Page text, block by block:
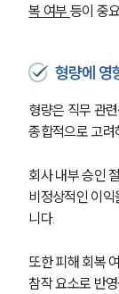
복 여부 등이 중
형량에 영
형량은 직무 관
종합적으로 고려
회사 내부 승인
비정상적인 이
니다.
또한 피해 회복
참작 요소로 반